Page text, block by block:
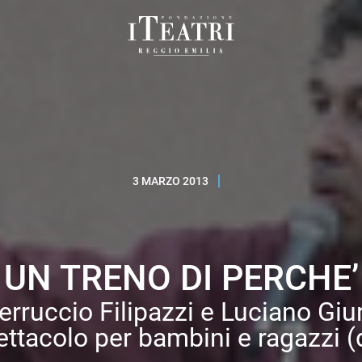
3 MARZO 2013
UN TRENO DI PERCHE’
Filipazzi e Luciano
per bambini e ragazzi